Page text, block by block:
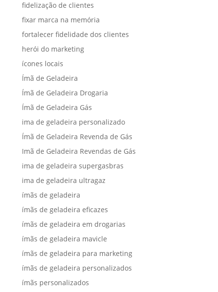
fidelização de clientes
fixar marca na memória
fortalecer fidelidade dos clientes
herói do marketing
ícones locais
Ímã de Geladeira
Ímã de Geladeira Drogaria
Ímã de Geladeira Gás
ima de geladeira personalizado
Ímã de Geladeira Revenda de Gás
Imã de Geladeira Revendas de Gás
ima de geladeira supergasbras
ima de geladeira ultragaz
ímãs de geladeira
ímãs de geladeira eficazes
ímãs de geladeira em drogarias
ímãs de geladeira mavicle
ímãs de geladeira para marketing
ímãs de geladeira personalizados
ímãs personalizados